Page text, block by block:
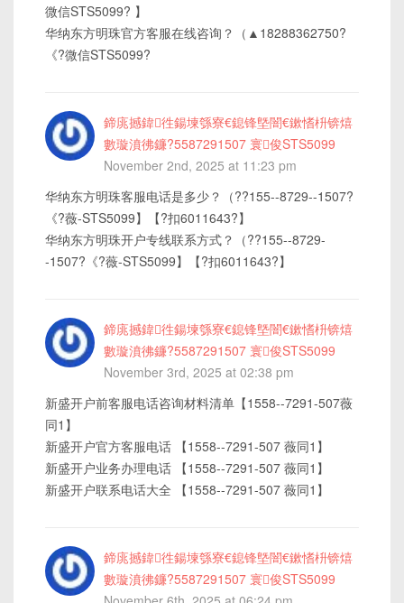
微信STS5099? 】
华纳东方明珠官方客服在线咨询？（▲18288362750?
《?微信STS5099?
鍗庣撼鍏徃鍚堜綔寮€鎴锋墍闇€鏉愭枡锛熺
數璇濆彿鐮?5587291507 寰俊STS5099
November 2nd, 2025 at 11:23 pm
华纳东方明珠客服电话是多少？（??155--8729--1507?
《?薇-STS5099】【?扣6011643?】
华纳东方明珠开户专线联系方式？（??155--8729-
-1507?《?薇-STS5099】【?扣6011643?】
鍗庣撼鍏徃鍚堜綔寮€鎴锋墍闇€鏉愭枡锛熺
數璇濆彿鐮?5587291507 寰俊STS5099
November 3rd, 2025 at 02:38 pm
新盛开户前客服电话咨询材料清单【1558--7291-507薇
同1】
新盛开户官方客服电话 【1558--7291-507 薇同1】
新盛开户业务办理电话 【1558--7291-507 薇同1】
新盛开户联系电话大全 【1558--7291-507 薇同1】
鍗庣撼鍏徃鍚堜綔寮€鎴锋墍闇€鏉愭枡锛熺
數璇濆彿鐮?5587291507 寰俊STS5099